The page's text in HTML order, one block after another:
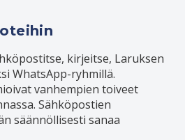
kirjeitse, Laruksen
WhatsApp-ryhmillä.
vanhempien toiveet
Sähköpostien
säännöllisesti sanaa